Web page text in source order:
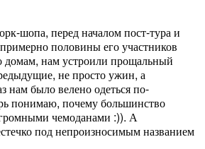
шопа, перед началом пост-тура и
половины его участников
нам устроили прощальный
не просто ужин, а
нам было велено одеться по-
понимаю, почему большинство
чемоданами :)). А
под непроизносимым названием